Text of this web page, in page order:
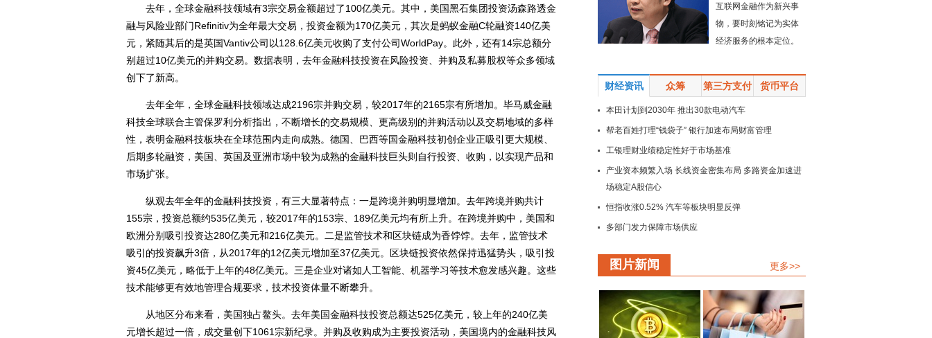
去年，全球金融科技领域有3宗交易金额超过了100亿美元。其中，美国黑石集团投资汤森路透金
融与风险业部门Refinitiv为全年最大交易，投资金额为170亿美元，其次是蚂蚁金融C轮融资140亿美
元，紧随其后的是英国Vantiv公司以128.6亿美元收购了支付公司WorldPay。此外，还有14宗总额分
别超过10亿美元的并购交易。数据表明，去年金融科技投资在风险投资、并购及私募股权等众多领域
创下了新高。
去年全年，全球金融科技领域达成2196宗并购交易，较2017年的2165宗有所增加。毕马威金融
科技全球联合主管保罗利分析指出，不断增长的交易规模、更高级别的并购活动以及交易地域的多样
性，表明金融科技板块在全球范围内走向成熟。德国、巴西等国金融科技初创企业正吸引更大规模、
后期多轮融资，美国、英国及亚洲市场中较为成熟的金融科技巨头则自行投资、收购，以实现产品和
市场扩张。
纵观去年全年的金融科技投资，有三大显著特点：一是跨境并购明显增加。去年跨境并购共计
155宗，投资总额约535亿美元，较2017年的153宗、189亿美元均有所上升。在跨境并购中，美国和
欧洲分别吸引投资达280亿美元和216亿美元。二是监管技术和区块链成为香饽饽。去年，监管技术
吸引的投资飙升3倍，从2017年的12亿美元增加至37亿美元。区块链投资依然保持迅猛势头，吸引投
资45亿美元，略低于上年的48亿美元。三是企业对诸如人工智能、机器学习等技术愈发感兴趣。这些
技术能够更有效地管理合规要求，技术投资体量不断攀升。
从地区分布来看，美国独占鳌头。去年美国金融科技投资总额达525亿美元，较上年的240亿美
元增长超过一倍，成交量创下1061宗新纪录。并购及收购成为主要投资活动，美国境内的金融科技风
互联网金融作为新兴事
物，要时刻铭记为实体
经济服务的根本定位。
财经资讯 众筹 第三方支付 货币平台
本田计划到2030年 推出30款电动汽车
帮老百姓打理“钱袋子” 银行加速布局财富管理
工银理财业绩稳定性好于市场基准
产业资本频繁入场 长线资金密集布局 多路资金加速进
场稳定A股信心
恒指收涨0.52% 汽车等板块明显反弹
多部门发力保障市场供应
稳链强链承压而上 疏堵点解难点 保供稳产精准发力
图片新闻 更多>>